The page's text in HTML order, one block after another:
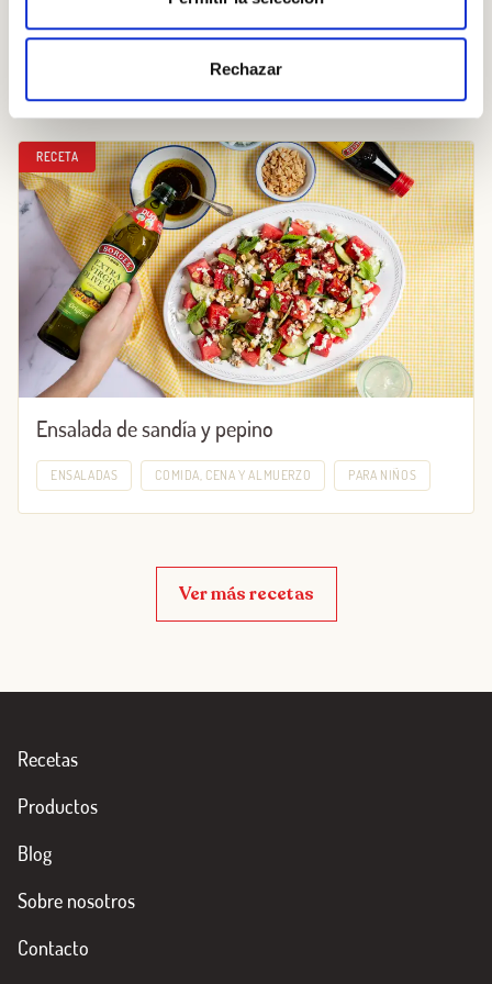
Rechazar
Pasta fresca con tomate y ricota
COMIDA, CENA Y ALMUERZO
RECETA
Ensalada de sandía y pepino
ENSALADAS COMIDA, CENA Y ALMUERZO PARA NIÑOS
Ver más recetas
Recetas
Productos
Blog
Sobre nosotros
Contacto